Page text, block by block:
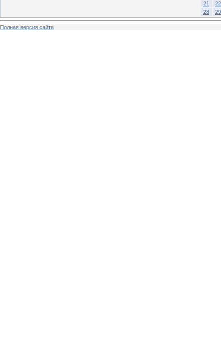
21
22
28
29
Полная версия сайта